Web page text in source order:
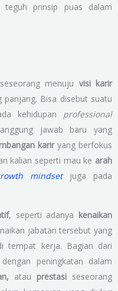
prinsip puas dalam
seseorang menuju visi karir
Bisa disebut suatu
kehidupan professional
jawab baru yang
kariryang berfokus
kalian seperti mau ke arah
mindset
juga pada
, seperti adanya kenaikan
jabatan tersebut yang
tempat kerja. Bagian dari
peningkatan dalam
atau prestasi seseorang